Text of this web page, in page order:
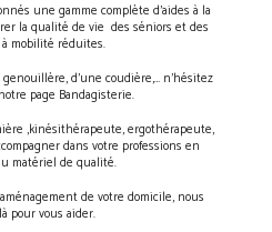
une gamme complète d’aides à la
la qualité de vie des séniors et des
mobilité réduites.
d’une coudière,… n’hésitez
page Bandagisterie.
,kinésithérapeute, ergothérapeute,
dans votre professions en
matériel de qualité.
de votre domicile, nous
pour vous aider.